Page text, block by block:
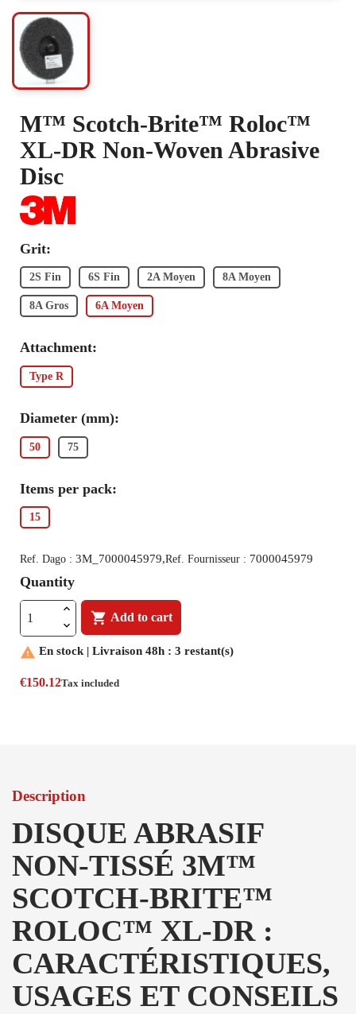
M™ Scotch-Brite™ Roloc™
XL-DR Non-Woven Abrasive
Disc
Grit:
2S Fin 6S Fin 2A Moyen 8A Moyen
8A Gros 6A Moyen
Attachment:
Type R
Diameter (mm):
50 75
Items per pack:
15
Ref. Dago : 3M_7000045979,Ref. Fournisseur : 7000045979
Quantity
 Add to cart
 En stock | Livraison 48h : 3 restant(s)
€150.12Tax included
Description
DISQUE ABRASIF
NON-TISSÉ 3M™
SCOTCH-BRITE™
ROLOC™ XL-DR :
CARACTÉRISTIQUES,
USAGES ET CONSEILS